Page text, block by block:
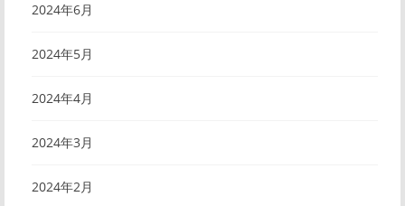
2024年6月
2024年5月
2024年4月
2024年3月
2024年2月